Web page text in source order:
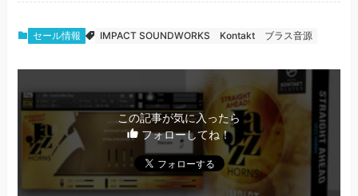
セール情報 IMPACT SOUNDWORKS Kontakt ブラス音源
この記事が気に入ったら
フォローしてね！